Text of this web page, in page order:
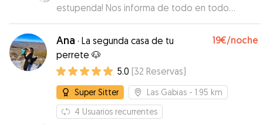
estupenda! Nos informa de todo en todo
momento, manda fotos y se preocupa mucho
por Cata 😊 Gracias!
Ana · La segunda casa de tu
perrete 🐶
19€/noche
5.0 (32 Reservas)
Super Sitter Las Gabias - 1.95 km
4 Usuarios recurrentes